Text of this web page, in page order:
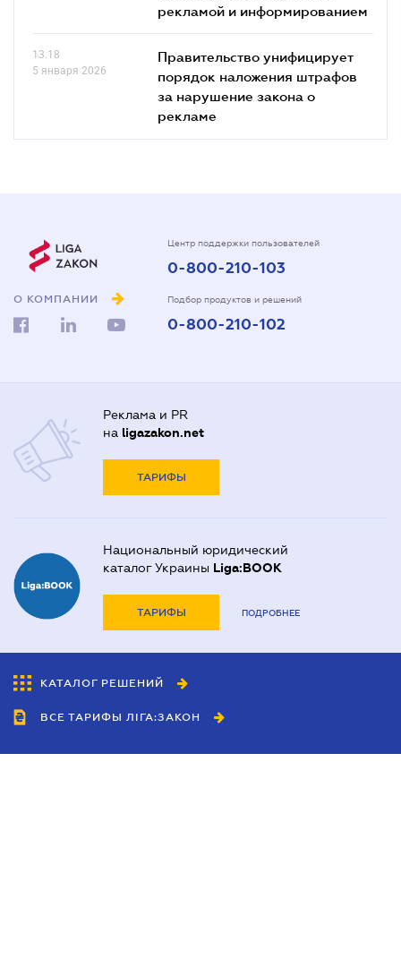
рекламой и информированием
13.18
5 января 2026
Правительство унифицирует
порядок наложения штрафов
за нарушение закона о
рекламе
О КОМПАНИИ
Центр поддержки пользователей
0-800-210-103
Подбор продуктов и решений
0-800-210-102
Реклама и PR
на ligazakon.net
ТАРИФЫ
Национальный юридический
каталог Украины Liga:BOOK
ТАРИФЫ ПОДРОБНЕЕ
КАТАЛОГ РЕШЕНИЙ
ВСЕ ТАРИФЫ ЛІГА:ЗАКОН